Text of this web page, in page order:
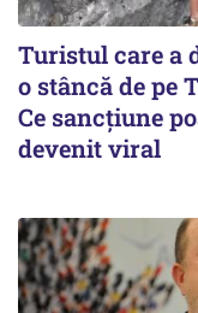
Turistul care a
o stâncă de pe
Ce sancțiune
devenit viral